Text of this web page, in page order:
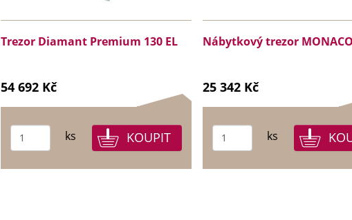
Trezor Diamant Premium 130 EL
54 692 Kč
ks
Nábytkový trezor
25 342 Kč
ks